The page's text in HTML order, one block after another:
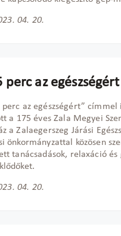
04. 20.
perc az egészségért
perc az egészségért”
a 175 éves Zala Megyei
a Zalaegerszeg Járási
önkormányzattal közösen
tanácsadások, relaxáció
04. 20.